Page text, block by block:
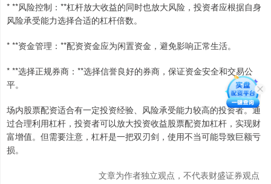
* **风险控制：**杠杆放大收益的同时也放大风险，投资者应根据自身
风险承受能力选择合适的杠杆倍数。
* **资金管理：**配资资金应为闲置资金，避免影响正常生活。
* **选择正规券商：**选择信誉良好的券商，保证资金安全和交易公
平。
场内股票配资适合有一定投资经验、风险承受能力较高的投资者。通
过合理利用杠杆，投资者可以放大投资收益股票配资加杠杆，实现财
富增值。但需要注意，杠杆是一把双刃剑，使用不当可能导致巨额亏
损。
文章为作者独立观点，不代表财盛证券观点